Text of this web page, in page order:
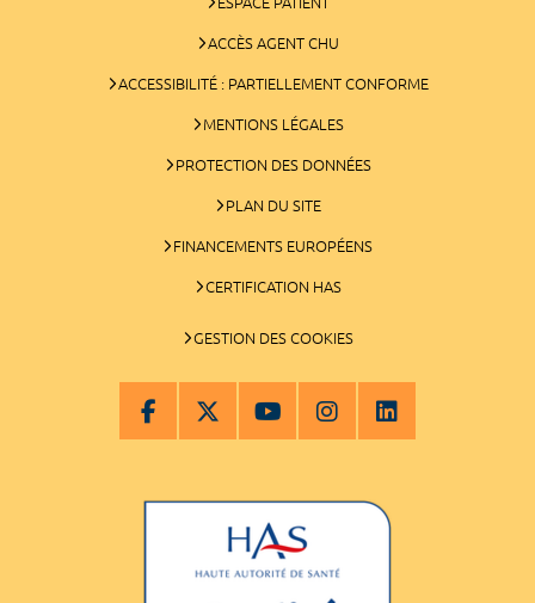
ACCÈS AGENT CHU
ACCESSIBILITÉ : PARTIELLEMENT CONFORME
MENTIONS LÉGALES
PROTECTION DES DONNÉES
PLAN DU SITE
FINANCEMENTS EUROPÉENS
CERTIFICATION HAS
GESTION DES COOKIES